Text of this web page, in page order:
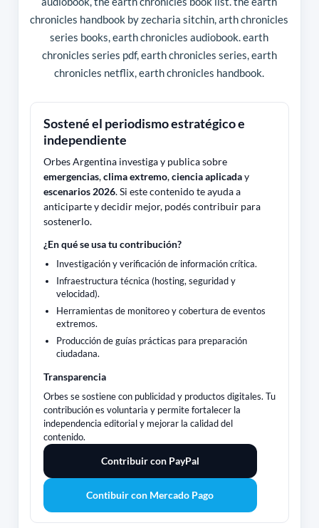
chronicles handbook by zecharia sitchin, arth chronicles
series books, earth chronicles audiobook. earth
chronicles series pdf, earth chronicles series, earth
chronicles netflix, earth chronicles handbook.
Sostené el periodismo estratégico e
independiente
Orbes Argentina investiga y publica sobre
emergencias,clima extremo,ciencia aplicaday
escenarios 2026. Si este contenido te ayuda a
anticiparte y decidir mejor, podés contribuir para
sostenerlo.
¿En qué se usa tu contribución?
Investigación y verificación de información crítica.
Infraestructura técnica (hosting, seguridad y
velocidad).
Herramientas de monitoreo y cobertura de eventos
extremos.
Producción de guías prácticas para preparación
ciudadana.
Transparencia
Orbes se sostiene con publicidad y productos digitales. Tu
contribución es voluntaria y permite fortalecer la
independencia editorial y mejorar la calidad del
contenido.
Contribuir con PayPal
Contibuir con Mercado Pago